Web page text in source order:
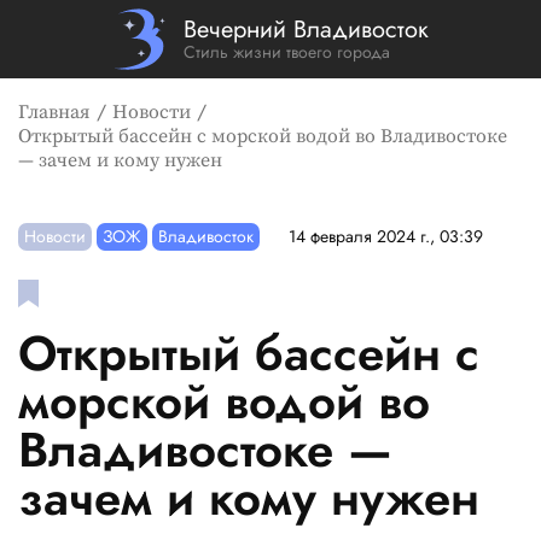
Вечерний Владивосток
Стиль жизни твоего города
Главная
Новости
Открытый бассейн с морской водой во Владивостоке
— зачем и кому нужен
Новости ЗОЖ Владивосток 14 февраля 2024 г., 03:39
Открытый бассейн с
морской водой во
Владивостоке —
зачем и кому нужен